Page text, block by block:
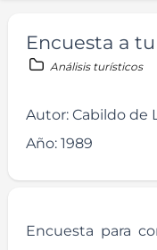
Encuesta a
Análisis turísticos
Autor: Cabildo de
Año: 1989
Encuesta para